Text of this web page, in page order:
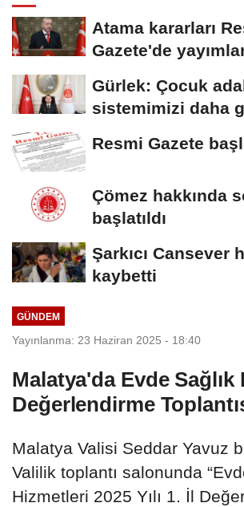
Atama kararları
Gazete'de
Gürlek: Çocuk
sistemimizi daha
Resmi Gazete
Çömez hakkında
başlatıldı
Şarkıcı Cansever
kaybetti
GÜNDEM
Yayınlanma: 23 Haziran 2025 - 18:40
Malatya'da Evde
Değerlendirme
Malatya Valisi Seddar Yavuz
Valilik toplantı salonunda
Hizmetleri 2025 Yılı 1. İl